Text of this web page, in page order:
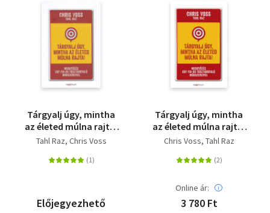
Természettudomány
Történelem
Tárgyalj úgy, mintha
az életed múlna rajta!
- puha kötés -
túsztárgyaló
Tahl Raz Chris Voss
Előjegyezhető
Tárgyalj úgy, mintha
az életed múlna rajta!
- Meggyőzés egy FBI-os
módszereivel
Chris Voss Tahl Raz
Online ár:
3 780 Ft